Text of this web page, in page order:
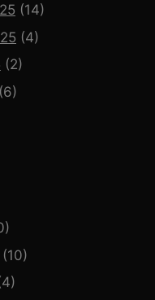
(14)
(4)
(2)
(6)
(10)